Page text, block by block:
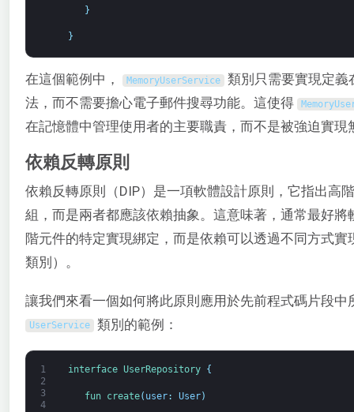
}
}
在這個範例中， MemoryUserService 類別只需要實現定義
法，而不需要擔心電子郵件搜尋功能。這使得
在記憶體中管理使用者的主要職責，而不是被強迫實現
依賴反轉原則
依賴反轉原則（DIP）是一項軟體設計原則，它指出高
組，而是兩者都應該依賴抽象。這意味著，通常最好
階元件的特定實現綁定，而是依賴可以透過不同方式
類別）。
讓我們來看一個如何將此原則應用於先前程式碼片段
UserService 類別的範例：
1
2
3
4
interface UserRepository {
fun create( user: User)